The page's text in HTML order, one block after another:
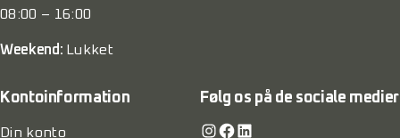
08:00 – 16:00
Weekend: Lukket
Kontoinformation
Din konto
Følg os på de sociale medier
Instagram Facebook LinkedIn